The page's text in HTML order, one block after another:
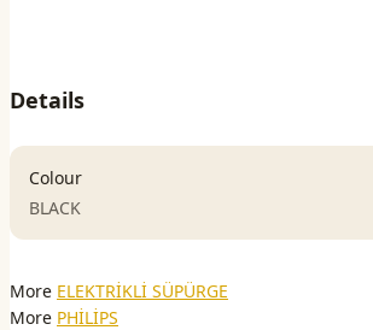
Details
Colour
BLACK
More ELEKTRİKLİ SÜPÜRGE
More PHİLİPS